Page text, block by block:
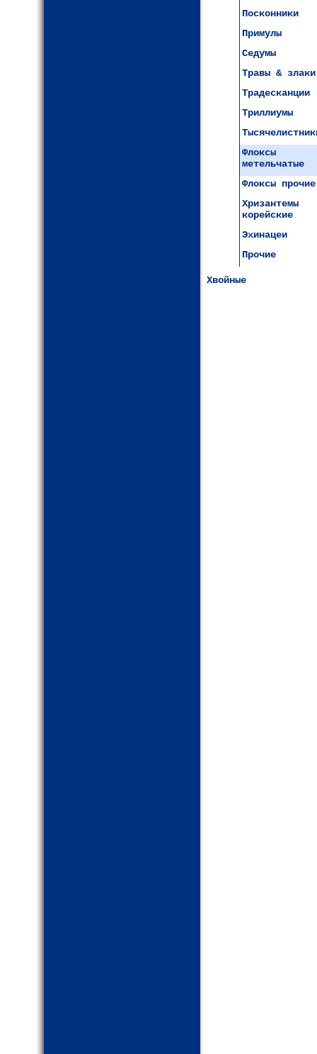
Посконники
Примулы
Седумы
Травы & злаки
Традесканции
Триллиумы
Флоксы
метельчатые
Флоксы прочие
Хризантемы
корейские
Эхинацеи
Прочие
Хвойные